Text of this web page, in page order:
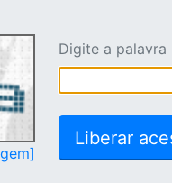
Digite a